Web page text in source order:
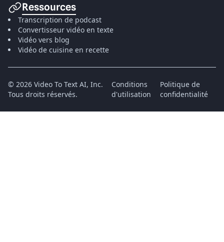
Ressources
Transcription de podcast
Convertisseur vidéo en texte
Vidéo vers blog
Vidéo de cuisine en recette
© 2026 Video To Text AI, Inc.
Tous droits réservés.
Conditions
d'utilisation
Politique de
confidentialité